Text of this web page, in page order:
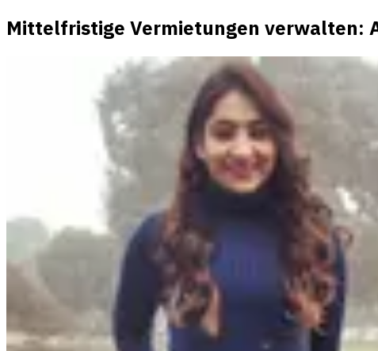
Mittelfristige Vermietungen verwalten: